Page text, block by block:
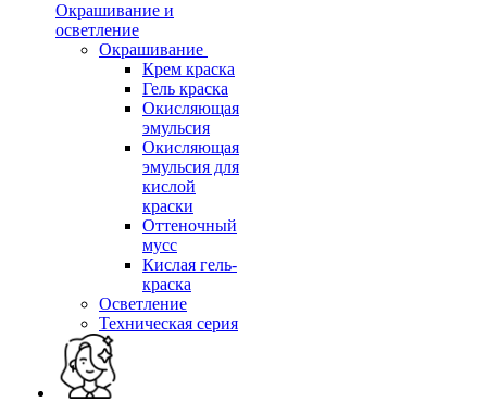
Окрашивание и
осветление
Окрашивание
Крем краска
Гель краска
Окисляющая
эмульсия
Окисляющая
эмульсия для
кислой
краски
Оттеночный
мусс
Кислая гель-
краска
Осветление
Техническая серия